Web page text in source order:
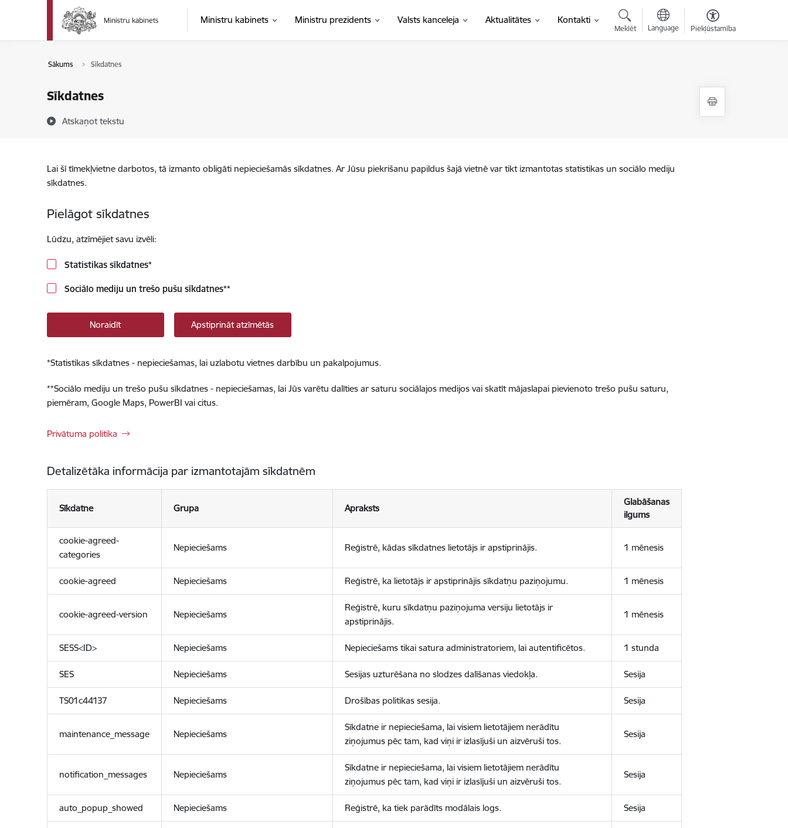
Pāriet uz lapas saturu
Ministru kabinets Ministru prezidents Valsts kanceleja Aktualitātes Kontakti
Meklēt Language Piekļūstamība
Sākums Sīkdatnes
Sīkdatnes
Atskaņot tekstu
Lai šī tīmekļvietne darbotos, tā izmanto obligāti nepieciešamās sīkdatnes. Ar Jūsu piekrišanu papildus šajā vietnē var tikt izmantotas statistikas un sociālo mediju
sīkdatnes.
Pielāgot sīkdatnes
Lūdzu, atzīmējiet savu izvēli:
Statistikas sīkdatnes*
Sociālo mediju un trešo pušu sīkdatnes**
Noraidīt Apstiprināt atzīmētās
*Statistikas sīkdatnes - nepieciešamas, lai uzlabotu vietnes darbību un pakalpojumus.
**Sociālo mediju un trešo pušu sīkdatnes - nepieciešamas, lai Jūs varētu dalīties ar saturu sociālajos medijos vai skatīt mājaslapai pievienoto trešo pušu saturu,
piemēram, Google Maps, PowerBI vai citus.
Privātuma politika
Detalizētāka informācija par izmantotajām sīkdatnēm
Sīkdatne Grupa Apraksts
Glabāšanas
ilgums
cookie-agreed-
categories
Nepieciešams Reģistrē, kādas sīkdatnes lietotājs ir apstiprinājis. 1 mēnesis
cookie-agreed Nepieciešams Reģistrē, ka lietotājs ir apstiprinājis sīkdatņu paziņojumu. 1 mēnesis
cookie-agreed-version Nepieciešams
Reģistrē, kuru sīkdatņu paziņojuma versiju lietotājs ir
apstiprinājis.
1 mēnesis
SESS<ID> Nepieciešams Nepieciešams tikai satura administratoriem, lai autentificētos. 1 stunda
SES Nepieciešams Sesijas uzturēšana no slodzes dalīšanas viedokļa. Sesija
TS01c44137 Nepieciešams Drošības politikas sesija. Sesija
maintenance_message Nepieciešams
Sīkdatne ir nepieciešama, lai visiem lietotājiem nerādītu
ziņojumus pēc tam, kad viņi ir izlasījuši un aizvēruši tos.
Sesija
notification_messages Nepieciešams
Sīkdatne ir nepieciešama, lai visiem lietotājiem nerādītu
ziņojumus pēc tam, kad viņi ir izlasījuši un aizvēruši tos.
Sesija
auto_popup_showed Nepieciešams Reģistrē, ka tiek parādīts modālais logs. Sesija